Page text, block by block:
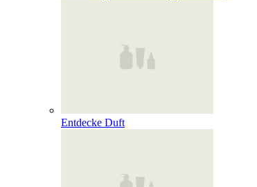
Entdecke Duft